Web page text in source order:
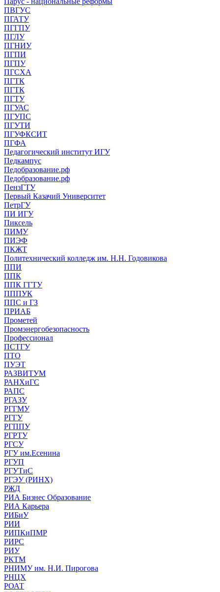
ПВГУС
ПГАТУ
ПГГПУ
ПГЛУ
ПГНИУ
ПГПИ
ПГПУ
ПГСХА
ПГТК
ПГТК
ПГТУ
ПГУАС
ПГУПС
ПГУТИ
ПГУФКСИТ
ПГФА
Педагогический институт ИГУ
Педкампус
Педобразование.рф
Педобразование.рф
ПензГТУ
Первый Казачий Университет
ПетрГУ
ПИ ИГУ
Пиксель
ПИМУ
ПИЭФ
ПКЖТ
Политехнический колледж им. Н.Н. Годовикова
ППИ
ППК
ППК ГГТУ
ПППУК
ППС и ГЗ
ПРИАБ
Прометей
Промэнергобезопасность
Профессионал
ПСТГУ
ПТО
ПУЭТ
РАЗВИТУМ
РАНХиГС
РАПС
РГАЗУ
РГГМУ
РГГУ
РГППУ
РГРТУ
РГСУ
РГУ им.Есенина
РГУП
РГУТиС
РГЭУ (РИНХ)
РЖД
РИА Бизнес Образование
РИА Карьера
РИБиУ
РИИ
РИПКиПМР
РИРС
РИУ
РКТМ
РНИМУ им. Н.И. Пирогова
РНЦХ
РОАТ